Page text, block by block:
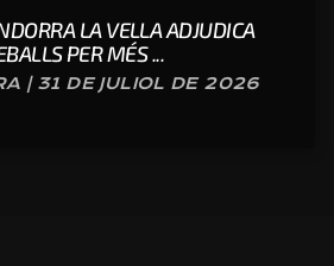
LA VELLA ADJUDICA
PER MÉS ...
| 31 DE JULIOL DE 2026